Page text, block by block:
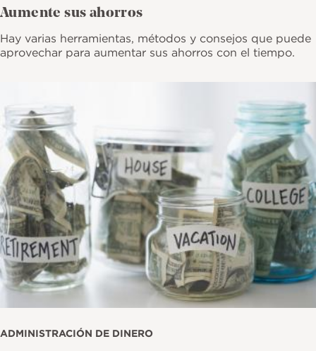
Aumente sus ahorros
Hay varias herramientas, métodos y consejos que puede
aprovechar para aumentar sus ahorros con el tiempo.
ADMINISTRACIÓN DE DINERO